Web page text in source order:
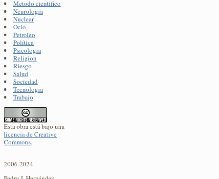
Metodo cientifico
Neurologia
Nuclear
Ocio
Petroleo
Política
Psicologia
Religion
Riesgo
Salud
Sociedad
Tecnologia
Trabajo
Esta obra está bajo una
licencia de Creative
Commons.
2006-2024